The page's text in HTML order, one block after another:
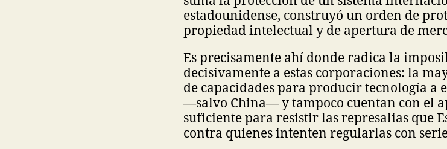
estadounidense, construyó un orden de
propiedad intelectual y de apertura de
Es precisamente ahí donde radica la
decisivamente a estas corporaciones: la
de capacidades para producir tecnología a
—salvo China— y tampoco cuentan con el
suficiente para resistir las represalias que
contra quienes intenten regularlas con